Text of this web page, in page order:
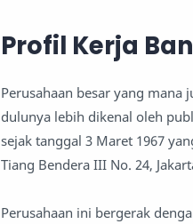
Profil Kerja
Perusahaan besar yang
dulunya lebih dikenal oleh
sejak tanggal 3 Maret 1967
Tiang Bendera III No. 24,
Perusahaan ini bergerak